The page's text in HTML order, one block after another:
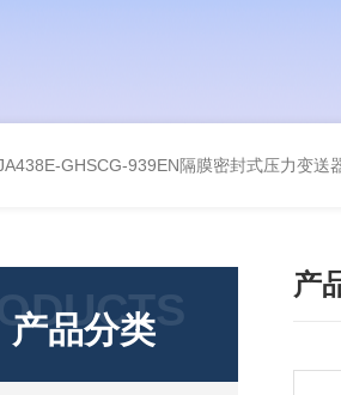
GHSCG-939EN隔膜密封式压力变送
产品分类
产